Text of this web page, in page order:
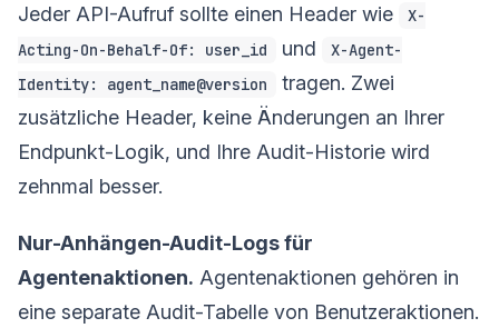
Jeder API-Aufruf sollte einen Header wie
X-
Acting-On-Behalf-Of: user_id
und
X-Agent-
Identity: agent_name@version
tragen. Zwei
zusätzliche Header, keine Änderungen an Ihrer
Endpunkt-Logik, und Ihre Audit-Historie wird
zehnmal besser.
Nur-Anhängen-Audit-Logs für
Agentenaktionen. Agentenaktionen gehören in
eine separate Audit-Tabelle von Benutzeraktionen.